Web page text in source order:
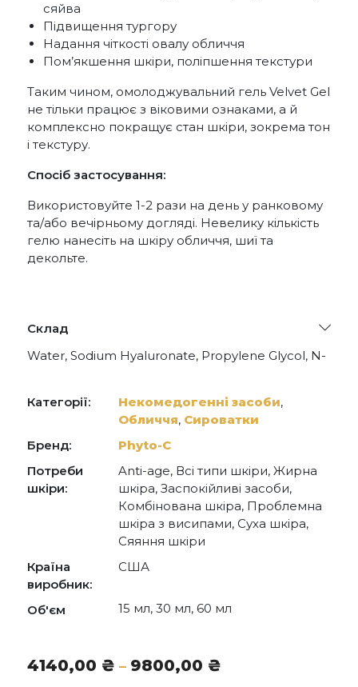
сяйва
Підвищення тургору
Надання чіткості овалу обличчя
Пом’якшення шкіри, поліпшення текстури
Таким чином, омолоджувальний гель Velvet Gel
не тільки працює з віковими ознаками, а й
комплексно покращує стан шкіри, зокрема тон
і текстуру.
Спосіб застосування:
Використовуйте 1-2 рази на день у ранковому
та/або вечірньому догляді. Невелику кількість
гелю нанесіть на шкіру обличчя, шиї та
декольте.
Склад
Water, Sodium Hyaluronate, Propylene Glycol, N-
(Vitamin B12), Phenoxyethanol.
Категорії: Некомедогенні засоби,
Обличчя, Сироватки
Бренд:
Phyto-С
Потреби
шкіри:
Anti-age, Всі типи шкіри, Жирна
шкіра, Заспокійливі засоби,
Комбінована шкіра, Проблемна
шкіра з висипами, Суха шкіра,
Сяяння шкіри
Країна
виробник:
США
Об'єм 15 мл, 30 мл, 60 мл
4140,00 ₴ – 9800,00 ₴